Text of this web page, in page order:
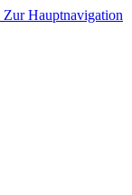
Zur Hauptnavigation